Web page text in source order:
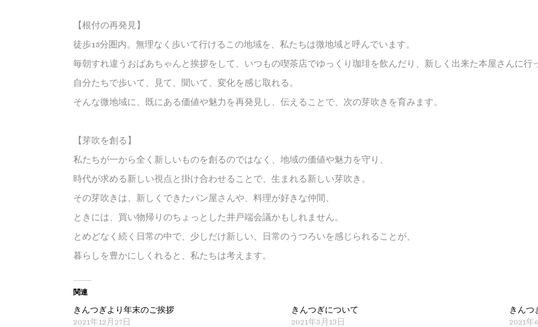
【根付の再発見】
徒歩15分圏内。無理なく歩いて行けるこの地域を、私たちは微地域と呼んでいます。
毎朝すれ違うおばあちゃんと挨拶をして、いつもの喫茶店でゆっくり珈琲を飲んだり、新しく出来た本屋さんに行
自分たちで歩いて、見て、聞いて、変化を感じ取れる。
そんな微地域に、既にある価値や魅力を再発見し、伝えることで、次の芽吹きを育みます。
【芽吹を創る】
私たちが一から全く新しいものを創るのではなく、地域の価値や魅力を守り、
時代が求める新しい視点と掛け合わせることで、生まれる新しい芽吹き。
その芽吹きは、新しくできたパン屋さんや、料理が好きな仲間、
ときには、買い物帰りのちょっとした井戸端会議かもしれません。
とめどなく続く日常の中で、少しだけ新しい、日常のうつろいを感じられることが、
暮らしを豊かにしくれると、私たちは考えます。
関連
きんつぎより年末のご挨拶
2021年12月27日
きんつぎについて
2021年5月13日
きんつ
2021年